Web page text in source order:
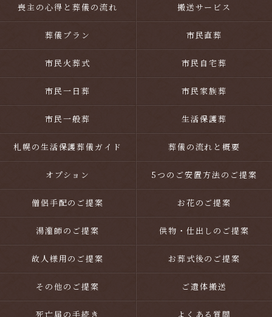
喪主の心得と葬儀の流れ 搬送サービス
葬儀プラン 市民直葬
市民火葬式 市民自宅葬
市民一日葬 市民家族葬
市民一般葬 生活保護葬
札幌の生活保護葬儀ガイド 葬儀の流れと概要
オプション 5つのご安置方法のご提案
僧侶手配のご提案 お花のご提案
湯灌師のご提案 供物・仕出しのご提案
故人様用のご提案 お葬式後のご提案
その他のご提案 ご遺体搬送
死亡届の手続き よくある質問